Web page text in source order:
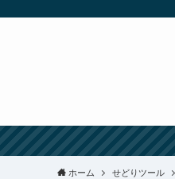
ホーム せどりツール